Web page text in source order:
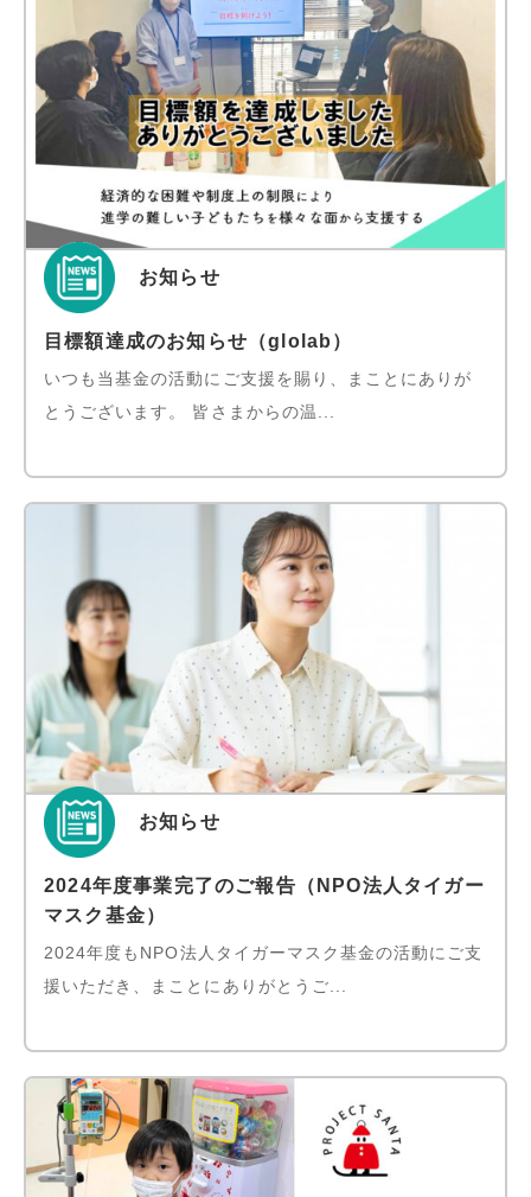
お知らせ
目標額達成のお知らせ（glolab）
いつも当基金の活動にご支援を賜り、まことにありが
とうございます。 皆さまからの温...
お知らせ
2024年度事業完了のご報告（NPO法人タイガー
マスク基金）
2024年度もNPO法人タイガーマスク基金の活動にご支
援いただき、まことにありがとうご...